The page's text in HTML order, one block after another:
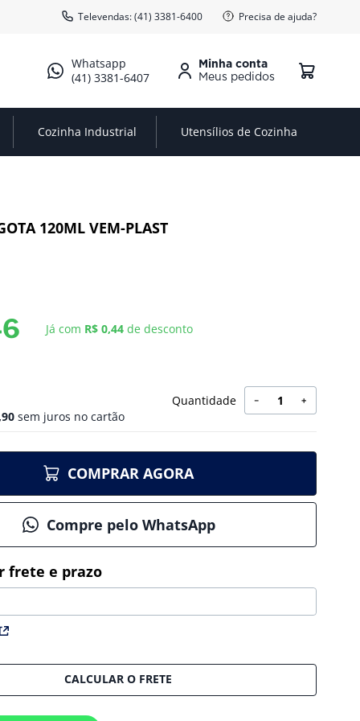
Televendas: (41) 3381-6400 Precisa de ajuda?
(41) 3381-6407
Minha conta
Cozinha Industrial Utensílios de Cozinha
120ML VEM-PLAST
Já com R$ 0,44de desconto
90sem juros no cartão
Quantidade ＋
－
COMPRAR AGORA
Compre pelo WhatsApp
CALCULAR O FRETE